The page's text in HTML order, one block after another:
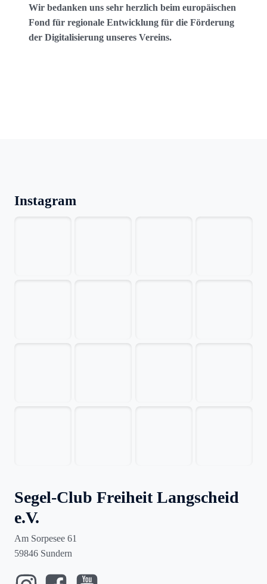
Wir bedanken uns sehr herzlich beim europäischen
Fond für regionale Entwicklung für die Förderung
der Digitalisierung unseres Vereins.
Instagram
Segel-Club Freiheit Langscheid
e.V.
Am Sorpesee 61
59846 Sundern